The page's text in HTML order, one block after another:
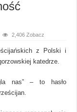
2,406 Zobacz
z Polski i
katedrze.
nas” – to hasło